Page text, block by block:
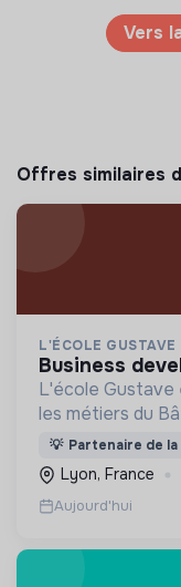
Vers
Offres similaires
L'ÉCOLE GUSTAVE
business
L'école Gustave
les métiers du
de demain.
fonction de leur
💡 Partenaire de
Lyon, France
Aujourd'hui